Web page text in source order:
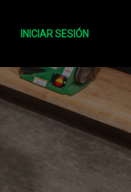
INICIAR SESIÓN